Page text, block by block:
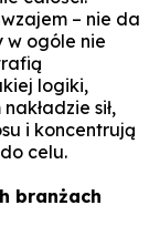
– nie da
w ogóle nie
logiki,
sił,
i koncentrują
celu.
branżach